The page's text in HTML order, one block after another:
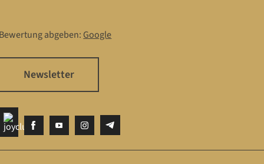
abgeben: Google
Newsletter